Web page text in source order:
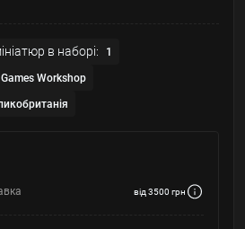
в наборі: 1
Games Workshop
від 3500 грн